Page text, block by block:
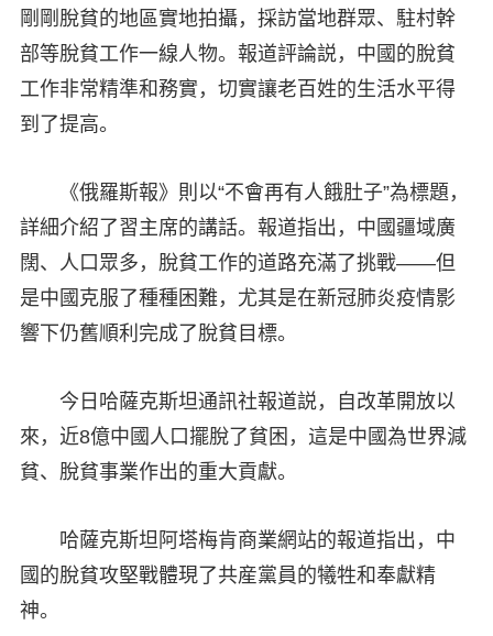
剛剛脫貧的地區實地拍攝，採訪當地群眾、駐村幹
部等脫貧工作一線人物。報道評論説，中國的脫貧
工作非常精準和務實，切實讓老百姓的生活水平得
到了提高。
《俄羅斯報》則以“不會再有人餓肚子”為標題，
詳細介紹了習主席的講話。報道指出，中國疆域廣
闊、人口眾多，脫貧工作的道路充滿了挑戰——但
是中國克服了種種困難，尤其是在新冠肺炎疫情影
響下仍舊順利完成了脫貧目標。
今日哈薩克斯坦通訊社報道説，自改革開放以
來，近8億中國人口擺脫了貧困，這是中國為世界減
貧、脫貧事業作出的重大貢獻。
哈薩克斯坦阿塔梅肯商業網站的報道指出，中
國的脫貧攻堅戰體現了共産黨員的犧牲和奉獻精
神。